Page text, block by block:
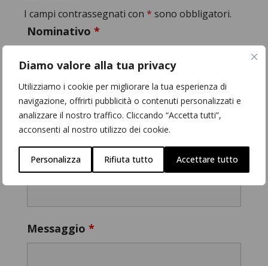
Diamo valore alla tua privacy
Utilizziamo i cookie per migliorare la tua esperienza di
navigazione, offrirti pubblicità o contenuti personalizzati e
analizzare il nostro traffico. Cliccando “Accetta tutti”,
acconsenti al nostro utilizzo dei cookie.
Personalizza Rifiuta tutto Accettare tutto
I campi contrassegnati con * sono obbligatori.
Nominativo *
Recapito telefonico
E-mail*
Messaggio *